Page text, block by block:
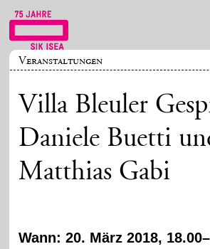
Veranstaltungen
Villa Bleuler
Daniele Buetti
Matthias Gabi
Wann: 20. März 2018,